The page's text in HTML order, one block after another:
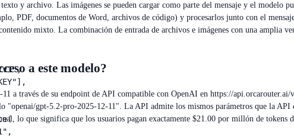
y archivo. Las imágenes se pueden cargar como parte del mensaje y el modelo
PDF, documentos de Word, archivos de código) y procesarlos junto con el
mixto. La combinación de entrada de archivos e imágenes con una amplia
a este modelo?
a través de su endpoint de API compatible con OpenAI en https://
"openai/gpt-5.2-pro-2025-12-11". La API admite los mismos parámetros que la
lo que significa que los usuarios pagan exactamente $21.00 por millón de tokens
v1",